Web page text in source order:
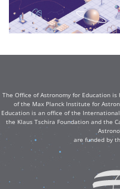
The Office of Astronomy for Education
of the Max Planck Institute for
Education is an office of the
the Klaus Tschira Foundation and the
are funded by